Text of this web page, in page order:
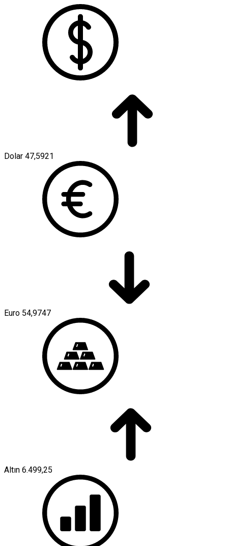
Dolar 47,5921
Euro 54,9747
Altın 6.499,25